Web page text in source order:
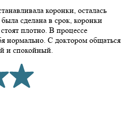
коронки, осталась
сделана в срок, коронки
плотно. В процессе
нормально. С доктором общаться
и спокойный.